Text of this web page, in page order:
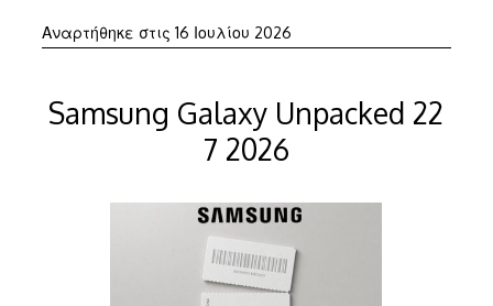
Αναρτήθηκε στις 16 Ιουλίου 2026
Samsung Galaxy Unpacked 22
7 2026